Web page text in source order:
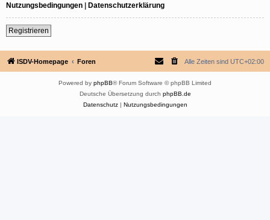
Nutzungsbedingungen | Datenschutzerklärung
Registrieren
ISDV-Homepage Foren Alle Zeiten sind UTC+02:00
Powered by phpBB® Forum Software © phpBB Limited
Deutsche Übersetzung durch phpBB.de
Datenschutz| Nutzungsbedingungen